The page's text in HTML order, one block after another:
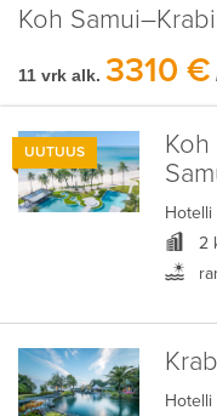
Koh
11 vrk alk. 3310 €
UUTUUS Koh
Hotelli
2
Hotelli